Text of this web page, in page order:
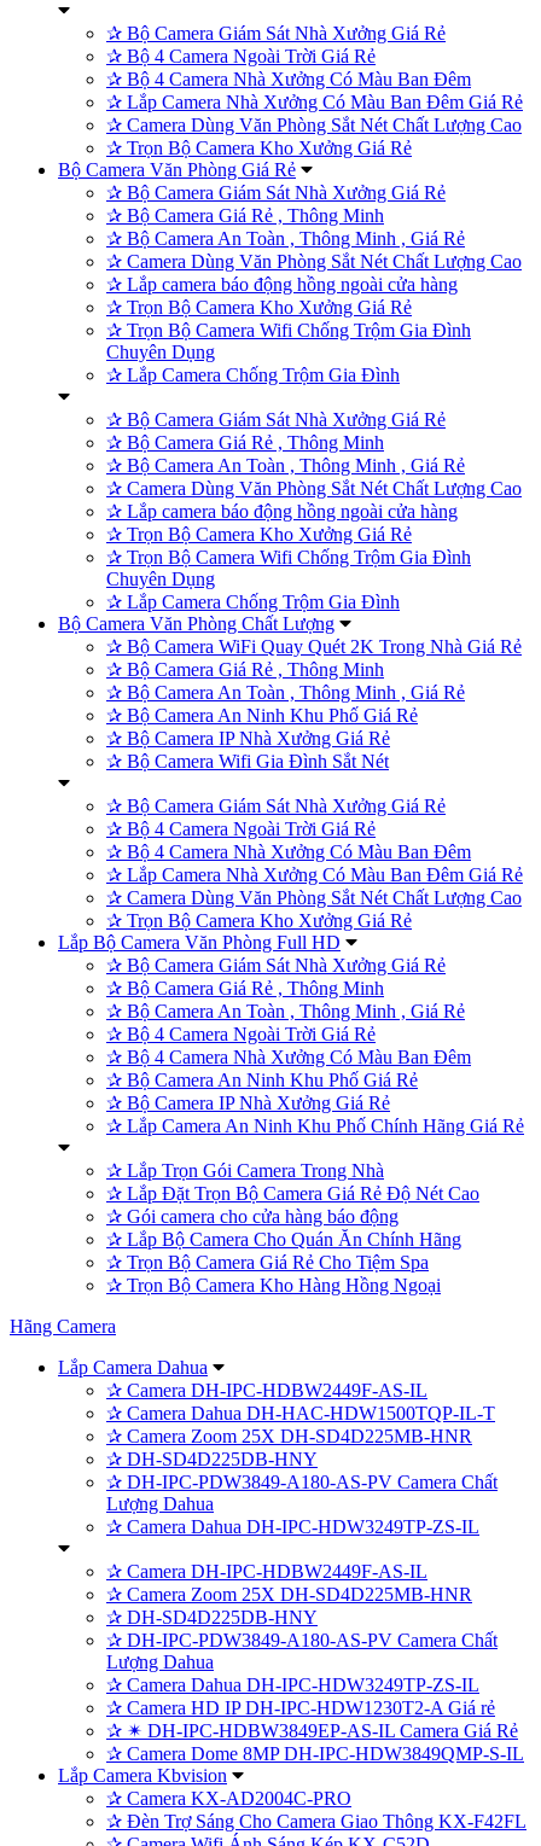
✰ Bộ Camera Giám Sát Nhà Xưởng Giá Rẻ
✰ Bộ 4 Camera Ngoài Trời Giá Rẻ
✰ Bộ 4 Camera Nhà Xưởng Có Màu Ban Đêm
✰ Lắp Camera Nhà Xưởng Có Màu Ban Đêm Giá Rẻ
✰ Camera Dùng Văn Phòng Sắt Nét Chất Lượng Cao
✰ Trọn Bộ Camera Kho Xưởng Giá Rẻ
Bộ Camera Văn Phòng Giá Rẻ
✰ Bộ Camera Giám Sát Nhà Xưởng Giá Rẻ
✰ Bộ Camera Giá Rẻ , Thông Minh
✰ Bộ Camera An Toàn , Thông Minh , Giá Rẻ
✰ Camera Dùng Văn Phòng Sắt Nét Chất Lượng Cao
✰ Lắp camera báo động hồng ngoài cửa hàng
✰ Trọn Bộ Camera Kho Xưởng Giá Rẻ
✰ Trọn Bộ Camera Wifi Chống Trộm Gia Đình
Chuyên Dụng
✰ Lắp Camera Chống Trộm Gia Đình
✰ Bộ Camera Giám Sát Nhà Xưởng Giá Rẻ
✰ Bộ Camera Giá Rẻ , Thông Minh
✰ Bộ Camera An Toàn , Thông Minh , Giá Rẻ
✰ Camera Dùng Văn Phòng Sắt Nét Chất Lượng Cao
✰ Lắp camera báo động hồng ngoài cửa hàng
✰ Trọn Bộ Camera Kho Xưởng Giá Rẻ
✰ Trọn Bộ Camera Wifi Chống Trộm Gia Đình
Chuyên Dụng
✰ Lắp Camera Chống Trộm Gia Đình
Bộ Camera Văn Phòng Chất Lượng
✰ Bộ Camera WiFi Quay Quét 2K Trong Nhà Giá Rẻ
✰ Bộ Camera Giá Rẻ , Thông Minh
✰ Bộ Camera An Toàn , Thông Minh , Giá Rẻ
✰ Bộ Camera An Ninh Khu Phố Giá Rẻ
✰ Bộ Camera IP Nhà Xưởng Giá Rẻ
✰ Bộ Camera Wifi Gia Đình Sắt Nét
✰ Bộ Camera Giám Sát Nhà Xưởng Giá Rẻ
✰ Bộ 4 Camera Ngoài Trời Giá Rẻ
✰ Bộ 4 Camera Nhà Xưởng Có Màu Ban Đêm
✰ Lắp Camera Nhà Xưởng Có Màu Ban Đêm Giá Rẻ
✰ Camera Dùng Văn Phòng Sắt Nét Chất Lượng Cao
✰ Trọn Bộ Camera Kho Xưởng Giá Rẻ
Lắp Bộ Camera Văn Phòng Full HD
✰ Bộ Camera Giám Sát Nhà Xưởng Giá Rẻ
✰ Bộ Camera Giá Rẻ , Thông Minh
✰ Bộ Camera An Toàn , Thông Minh , Giá Rẻ
✰ Bộ 4 Camera Ngoài Trời Giá Rẻ
✰ Bộ 4 Camera Nhà Xưởng Có Màu Ban Đêm
✰ Bộ Camera An Ninh Khu Phố Giá Rẻ
✰ Bộ Camera IP Nhà Xưởng Giá Rẻ
✰ Lắp Camera An Ninh Khu Phố Chính Hãng Giá Rẻ
✰ Lắp Trọn Gói Camera Trong Nhà
✰ Lắp Đặt Trọn Bộ Camera Giá Rẻ Độ Nét Cao
✰ Gói camera cho cửa hàng báo động
✰ Lắp Bộ Camera Cho Quán Ăn Chính Hãng
✰ Trọn Bộ Camera Giá Rẻ Cho Tiệm Spa
✰ Trọn Bộ Camera Kho Hàng Hồng Ngoại
Hãng Camera
Lắp Camera Dahua
✰ Camera DH-IPC-HDBW2449F-AS-IL
✰ Camera Dahua DH-HAC-HDW1500TQP-IL-T
✰ Camera Zoom 25X DH-SD4D225MB-HNR
✰ DH-SD4D225DB-HNY
✰ DH-IPC-PDW3849-A180-AS-PV Camera Chất
Lượng Dahua
✰ Camera Dahua DH-IPC-HDW3249TP-ZS-IL
✰ Camera DH-IPC-HDBW2449F-AS-IL
✰ Camera Zoom 25X DH-SD4D225MB-HNR
✰ DH-SD4D225DB-HNY
✰ DH-IPC-PDW3849-A180-AS-PV Camera Chất
Lượng Dahua
✰ Camera Dahua DH-IPC-HDW3249TP-ZS-IL
✰ Camera HD IP DH-IPC-HDW1230T2-A Giá rẻ
✰ ✴ DH-IPC-HDBW3849EP-AS-IL Camera Giá Rẻ
✰ Camera Dome 8MP DH-IPC-HDW3849QMP-S-IL
Lắp Camera Kbvision
✰ Camera KX-AD2004C-PRO
✰ Đèn Trợ Sáng Cho Camera Giao Thông KX-F42FL